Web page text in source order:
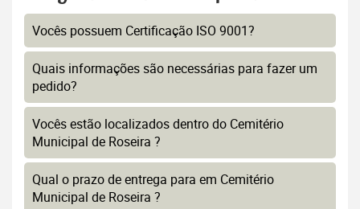
Vocês possuem Certificação ISO 9001?
Quais informações são necessárias para fazer um
pedido?
Vocês estão localizados dentro do Cemitério
Municipal de Roseira ?
Qual o prazo de entrega para em Cemitério
Municipal de Roseira ?